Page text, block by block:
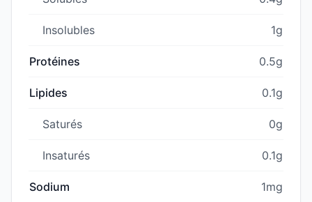
Insolubles 1g
Protéines 0.5g
Lipides 0.1g
Saturés 0g
Insaturés 0.1g
Sodium 1mg